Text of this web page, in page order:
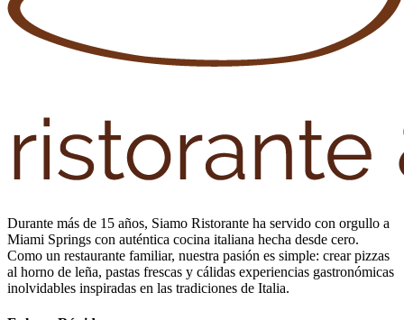
Durante más de 15 años, Siamo Ristorante ha servido con orgullo a
Miami Springs con auténtica cocina italiana hecha desde cero.
Como un restaurante familiar, nuestra pasión es simple: crear pizzas
al horno de leña, pastas frescas y cálidas experiencias gastronómicas
inolvidables inspiradas en las tradiciones de Italia.